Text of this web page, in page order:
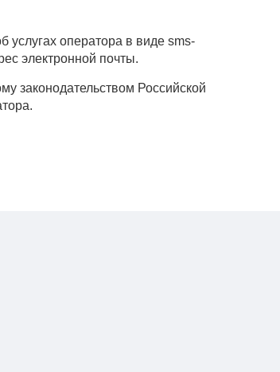
услугах оператора в виде sms-
электронной почты.
законодательством Российской